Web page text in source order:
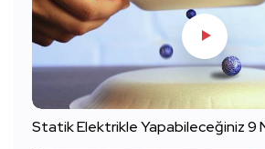
Statik Elektrikle Yapabileceğiniz 9